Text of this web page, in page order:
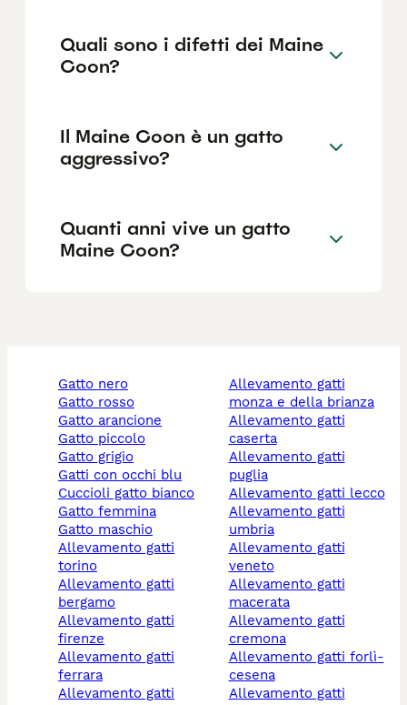
Quali sono i difetti dei Maine
Coon?
Il Maine Coon è un gatto
aggressivo?
Quanti anni vive un gatto
Maine Coon?
gatto nero
gatto rosso
gatto arancione
gatto piccolo
gatto grigio
gatti con occhi blu
cuccioli gatto bianco
gatto femmina
gatto maschio
allevamento gatti
torino
allevamento gatti
bergamo
allevamento gatti
firenze
allevamento gatti
ferrara
allevamento gatti
allevamento gatti
monza e della brianza
allevamento gatti
caserta
allevamento gatti
puglia
allevamento gatti lecco
allevamento gatti
umbria
allevamento gatti
veneto
allevamento gatti
macerata
allevamento gatti
cremona
allevamento gatti forlì-
cesena
allevamento gatti